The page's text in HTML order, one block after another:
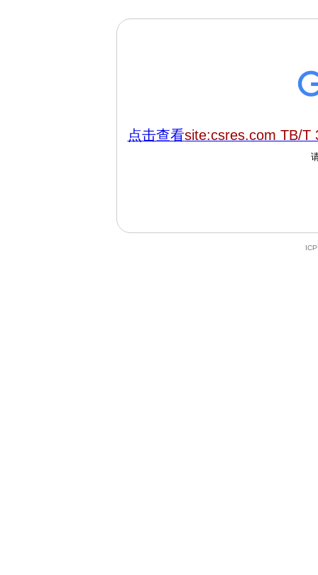
点击查看site:csres.com TB/T